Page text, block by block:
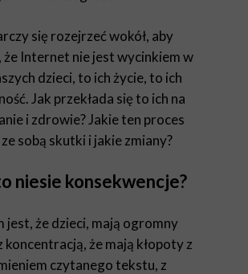
się rozejrzeć wokół, aby
że Internet nie jest wycinkiem w
dzieci, to ich życie, to ich
Jak przekłada się to ich na
i zdrowie? Jakie ten proces
sobą skutki i jakie zmiany?
niesie konsekwencje?
jest, że dzieci, mają ogromny
koncentracją, że mają kłopoty z
czytanego tekstu, z